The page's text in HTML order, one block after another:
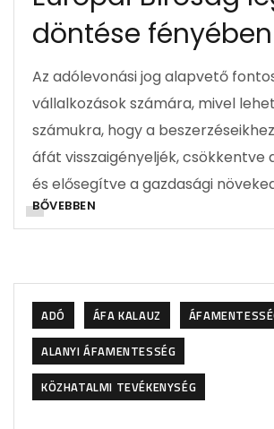
döntése fényében
Az adólevonási jog alapvető
vállalkozások számára, mivel
számukra, hogy a
áfát visszaigényeljék, csökkentve
és elősegítve a gazdasági
BŐVEBBEN
ADÓ ÁFA KALAUZ
ALANYI ÁFAMENTESSÉG
KÖZHATALMI TEVÉKENYSÉG